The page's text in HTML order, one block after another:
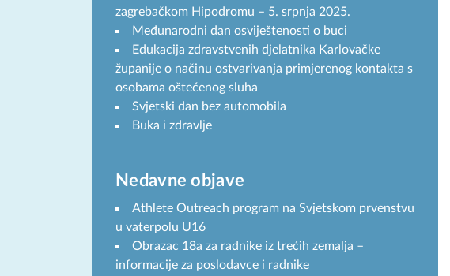
zagrebačkom Hipodromu – 5. srpnja 2025.
Međunarodni dan osviještenosti o buci
Edukacija zdravstvenih djelatnika Karlovačke
županije o načinu ostvarivanja primjerenog kontakta s
osobama oštećenog sluha
Svjetski dan bez automobila
Buka i zdravlje
Nedavne objave
Athlete Outreach program na Svjetskom prvenstvu
u vaterpolu U16
Obrazac 18a za radnike iz trećih zemalja –
informacije za poslodavce i radnike